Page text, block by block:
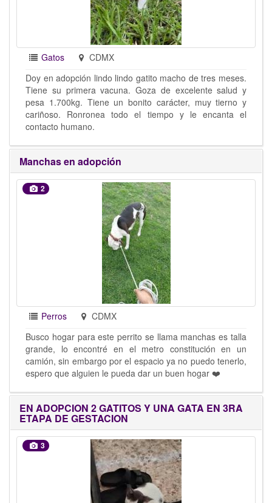
Gatos
CDMX
Doy en adopción lindo lindo gatito macho de tres meses.
Tiene su primera vacuna. Goza de excelente salud y
pesa 1.700kg. Tiene un bonito carácter, muy tierno y
cariñoso. Ronronea todo el tiempo y le encanta el
contacto humano.
Manchas en adopción
2
Perros
CDMX
Busco hogar para este perrito se llama manchas es talla
grande, lo encontré en el metro constitución en un
camión, sin embargo por el espacio ya no puedo tenerlo,
espero que alguien le pueda dar un buen hogar ❤️
EN ADOPCION 2 GATITOS Y UNA GATA EN 3RA
ETAPA DE GESTACION
3